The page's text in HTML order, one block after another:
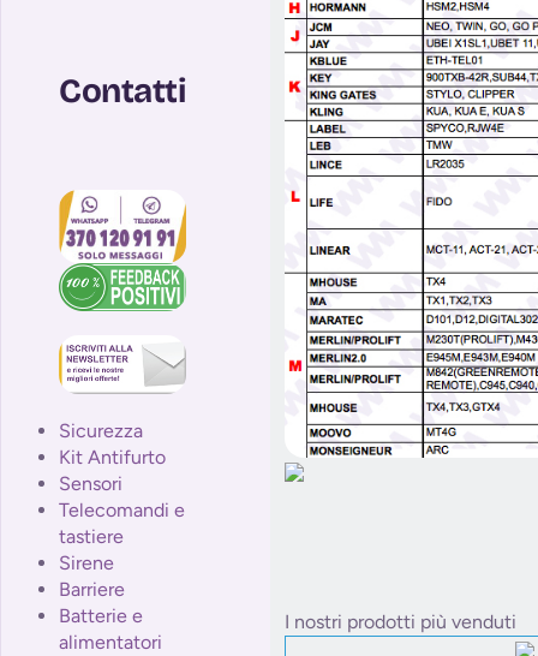
Contatti
Sicurezza
Kit Antifurto
Sensori
Telecomandi e
tastiere
Sirene
Barriere
Batterie e
alimentatori
I nostri prodotti più venduti